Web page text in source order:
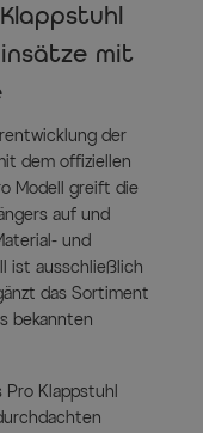
mit
der
dem offiziellen
Modell greift die
auf und
und
ist ausschließlich
das Sortiment
bekannten
Pro Klappstuhl